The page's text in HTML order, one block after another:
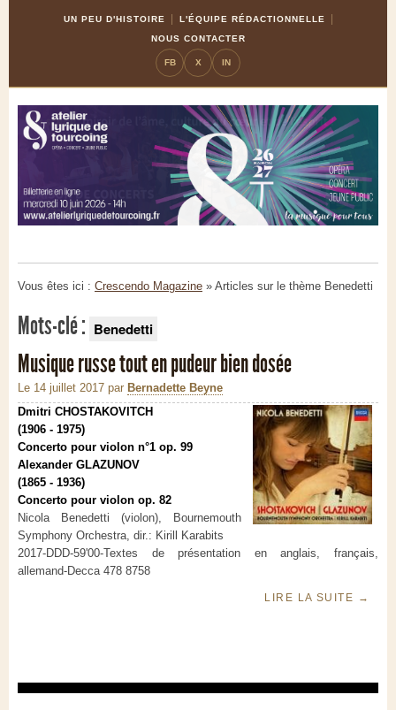
UN PEU D'HISTOIRE
L'ÉQUIPE RÉDACTIONNELLE
NOUS CONTACTER
FB X IN
Vous êtes ici : Crescendo Magazine » Articles sur le thème Benedetti
Mots-clé : Benedetti
Musique russe tout en pudeur bien dosée
Le 14 juillet 2017 par Bernadette Beyne
Dmitri CHOSTAKOVITCH
(1906 - 1975)
Concerto pour violon n°1 op. 99
Alexander GLAZUNOV
(1865 - 1936)
Concerto pour violon op. 82
Nicola Benedetti (violon), Bournemouth
Symphony Orchestra, dir.: Kirill Karabits
2017-DDD-59'00-Textes de présentation en anglais, français,
allemand-Decca 478 8758
LIRE LA SUITE →